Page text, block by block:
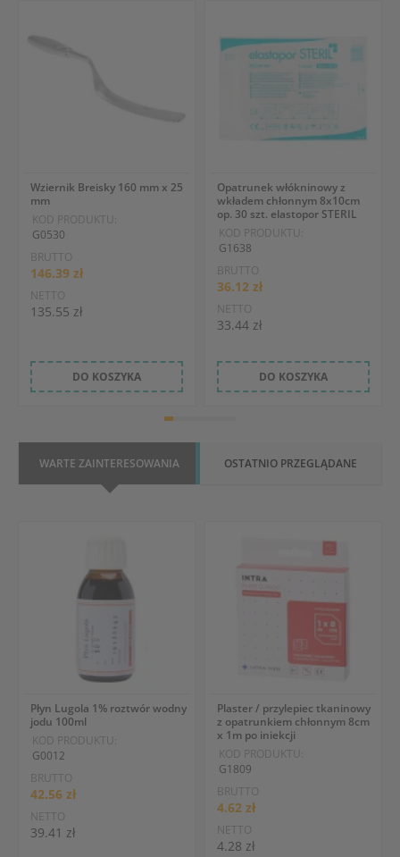
Wziernik Breisky 160 mm x 25
mm
KOD PRODUKTU:
G0530
BRUTTO
146.39 zł
NETTO
135.55 zł
DO KOSZYKA
Opatrunek włókninowy z
wkładem chłonnym 8x10cm
op. 30 szt. elastopor STERIL
KOD PRODUKTU:
G1638
BRUTTO
36.12 zł
NETTO
33.44 zł
DO KOSZYKA
WARTE ZAINTERESOWANIA OSTATNIO PRZEGLĄDANE
Płyn Lugola 1% roztwór wodny
jodu 100ml
KOD PRODUKTU:
G0012
BRUTTO
42.56 zł
NETTO
39.41 zł
Plaster / przylepiec tkaninowy
z opatrunkiem chłonnym 8cm
x 1m po iniekcji
KOD PRODUKTU:
G1809
BRUTTO
4.62 zł
NETTO
4.28 zł